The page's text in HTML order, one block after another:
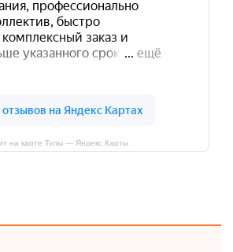
на карте Тулы — Яндекс Карты